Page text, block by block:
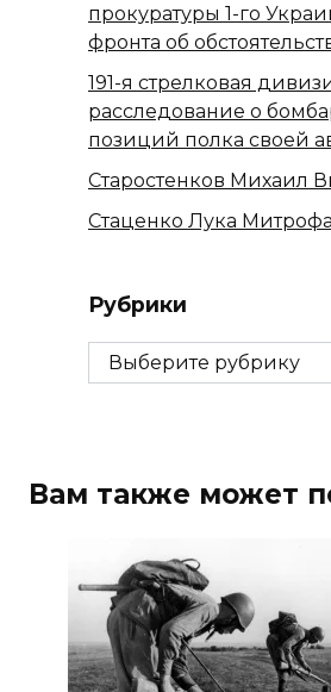
прокуратуры 1-го
фронта об
191-я стрелковая
расследование о
позиций полка своей
Старостенков Михаил
Стаценко Лука
Рубрики
Рубрики
Вам также может